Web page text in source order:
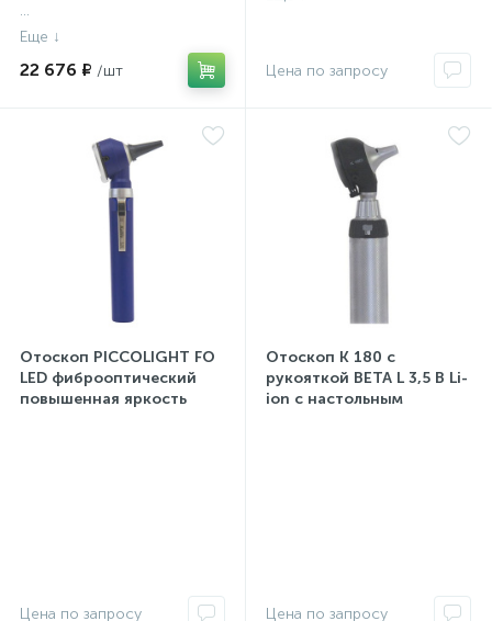
...
22 676 ₽
Отоскоп PICCOLIGHT FO
LED фиброоптический
повышенная яркость
Отоскоп K 180 с
рукояткой BETA L 3,5 В Li-
ion c настольным